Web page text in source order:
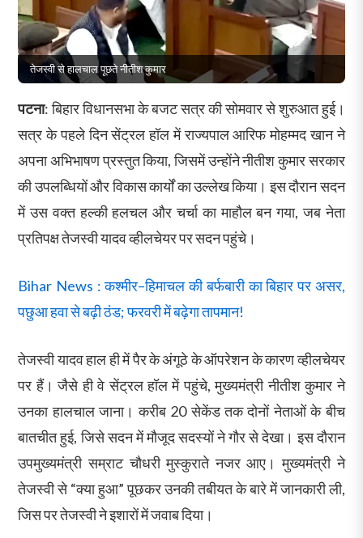
तेजस्वी से हालचाल पूछते नीतीश कुमार
पटना: बिहार विधानसभा के बजट सत्र की सोमवार से शुरुआत हुई।
सत्र के पहले दिन सेंट्रल हॉल में राज्यपाल आरिफ मोहम्मद खान ने
अपना अभिभाषण प्रस्तुत किया, जिसमें उन्होंने नीतीश कुमार सरकार
की उपलब्धियों और विकास कार्यों का उल्लेख किया। इस दौरान सदन
में उस वक्त हल्की हलचल और चर्चा का माहौल बन गया, जब नेता
प्रतिपक्ष तेजस्वी यादव व्हीलचेयर पर सदन पहुंचे।
Bihar News : कश्मीर–हिमाचल की बर्फबारी का बिहार पर असर,
पछुआ हवा से बढ़ी ठंड; फरवरी में बढ़ेगा तापमान!
तेजस्वी यादव हाल ही में पैर के अंगूठे के ऑपरेशन के कारण व्हीलचेयर
पर हैं। जैसे ही वे सेंट्रल हॉल में पहुंचे, मुख्यमंत्री नीतीश कुमार ने
उनका हालचाल जाना। करीब 20 सेकेंड तक दोनों नेताओं के बीच
बातचीत हुई, जिसे सदन में मौजूद सदस्यों ने गौर से देखा। इस दौरान
उपमुख्यमंत्री सम्राट चौधरी मुस्कुराते नजर आए। मुख्यमंत्री ने
तेजस्वी से “क्या हुआ” पूछकर उनकी तबीयत के बारे में जानकारी ली,
जिस पर तेजस्वी ने इशारों में जवाब दिया।